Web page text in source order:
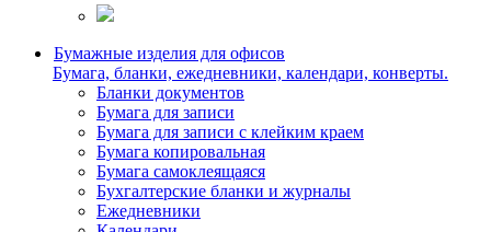
Бумажные изделия для офисов
Бумага, бланки, ежедневники, календари, конверты.
Бланки документов
Бумага для записи
Бумага для записи с клейким краем
Бумага копировальная
Бумага самоклеящаяся
Бухгалтерские бланки и журналы
Ежедневники